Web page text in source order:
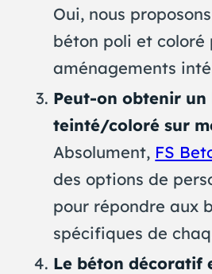
Oui, nous
béton poli et coloré
aménagements
Peut-on obtenir un
teinté/coloré sur
Absolument, FS
des options de
pour répondre aux
spécifiques de
Le béton décoratif